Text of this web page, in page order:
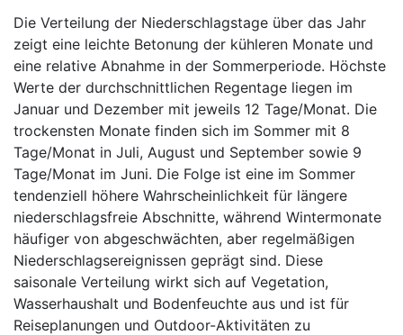
Die Verteilung der Niederschlagstage über das Jahr
zeigt eine leichte Betonung der kühleren Monate und
eine relative Abnahme in der Sommerperiode. Höchste
Werte der durchschnittlichen Regentage liegen im
Januar und Dezember mit jeweils 12 Tage/Monat. Die
trockensten Monate finden sich im Sommer mit 8
Tage/Monat in Juli, August und September sowie 9
Tage/Monat im Juni. Die Folge ist eine im Sommer
tendenziell höhere Wahrscheinlichkeit für längere
niederschlagsfreie Abschnitte, während Wintermonate
häufiger von abgeschwächten, aber regelmäßigen
Niederschlagsereignissen geprägt sind. Diese
saisonale Verteilung wirkt sich auf Vegetation,
Wasserhaushalt und Bodenfeuchte aus und ist für
Reiseplanungen und Outdoor-Aktivitäten zu